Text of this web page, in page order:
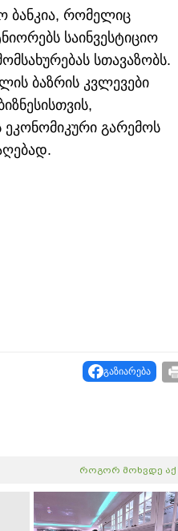
ბანკია, რომელიც
საინვესტიციო
სთავაზობს.
ბაზრის კვლევები
გარემოს
გაზიარება
როგორ მოხვდე აქ